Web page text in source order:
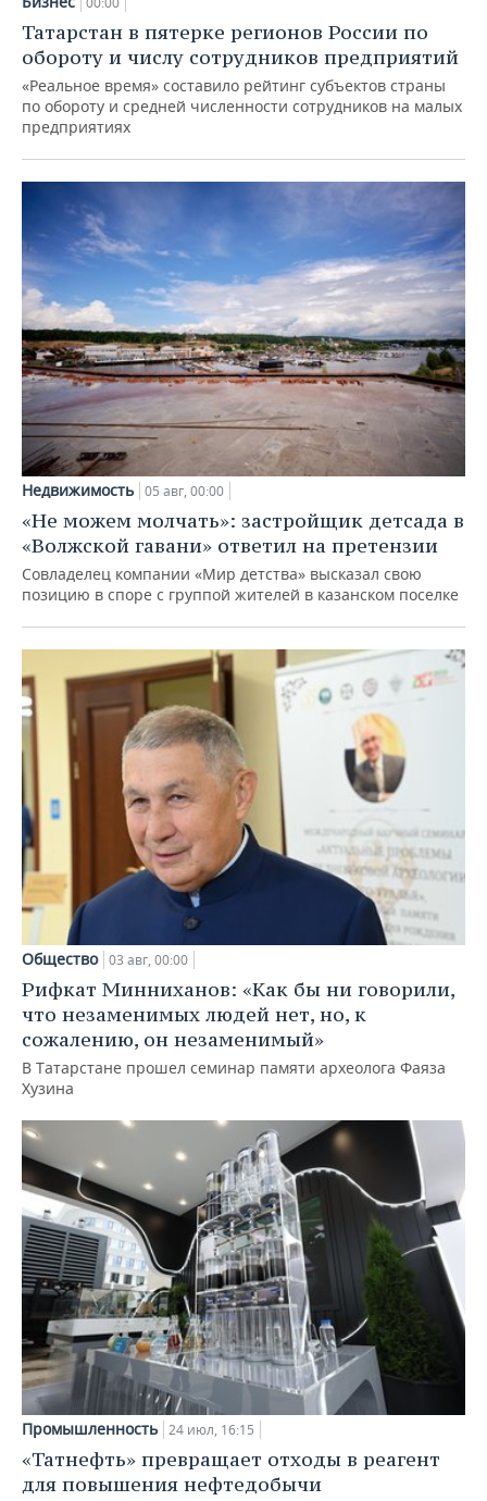
Татарстан в пятерке регионов России по
обороту и числу сотрудников предприятий
«Реальное время» составило рейтинг субъектов страны
по обороту и средней численности сотрудников на малых
предприятиях
Недвижимость 05 авг, 00:00
«Не можем молчать»: застройщик детсада в
«Волжской гавани» ответил на претензии
Совладелец компании «Мир детства» высказал свою
позицию в споре с группой жителей в казанском поселке
Общество 03 авг, 00:00
Рифкат Минниханов: «Как бы ни говорили,
что незаменимых людей нет, но, к
сожалению, он незаменимый»
В Татарстане прошел семинар памяти археолога Фаяза
Хузина
Промышленность 24 июл, 16:15
«Татнефть» превращает отходы в реагент
для повышения нефтедобычи